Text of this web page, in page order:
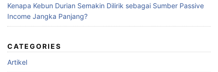
Kenapa Kebun Durian Semakin Dilirik sebagai Sumber Passive
Income Jangka Panjang?
CATEGORIES
Artikel